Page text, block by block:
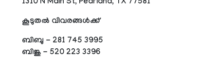
1310 N Main St, Pearland, TX 77581
കൂടുതല്‍ വിവരങ്ങള്‍ക്ക്
ബിബു - 281 745 3995
ബിജു - 520 223 3396